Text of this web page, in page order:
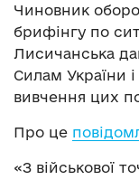
Чиновник
брифінгу по
Лисичанська
Силам України
вивчення цих
Про це
«З військової